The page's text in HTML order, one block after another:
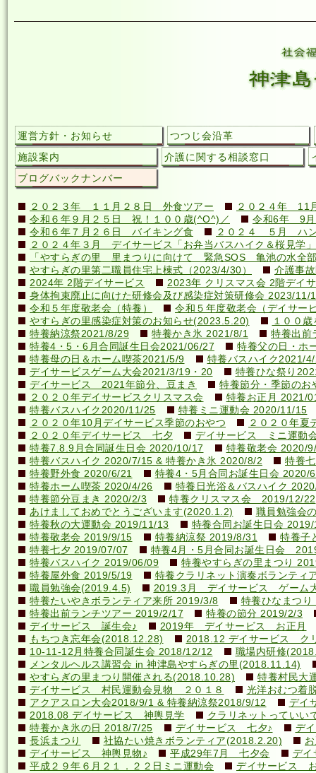
運営方針・お知らせ
つつじ会沿革
施設案内
介護に関する相談窓口
ブログバックナンバー
２０２３年 １１月２８日 外食ツアー
２０２４年 11
令和６年９月２５日 祝！１００歳(^O^)／
令和6年 9
令和６年７月２６日 バイキング食
２０２４ ５月 ハ
２０２４年３月 デイサービス「お弁当バスハイク＆桜見学」
「やすらぎの里 里まつりに向けて 緊急SOS 亀池の水全
やすらぎの里第二職員住宅上棟式（2023/4/30）
介護事
2024年 2階デイサービス
2023年 クリスマス会 2階デイ
身体拘束廃止に向けた研修会及び感染症対策研修会 2023/11/
令和５年度敬老会（特養）
令和５年度敬老会（デイサー
やすらぎの里感染症対策のお知らせ(2023.5.20)
１００
特養納涼祭2021/8/29
特養かき氷 2021/8/1
特養出前
特養4・5・6月合同誕生日会2021/06/27
特養父の日・ホ
特養母の日＆ホーム喫茶2021/5/9
特養バスハイク2021/
デイサービスゲーム大会2021/3/19・20
特養ひな祭り
デイサービス 2021年節分、豆まき
特養節分・季節の
２０２０年デイサービスクリスマス会
特養お正月 2021/
特養バスハイク2020/11/25
特養ミニ運動会 2020/11/15
２０２０年10月デイサービス季節のおやつ
２０２０年夏
２０２０年デイサービス 七夕
デイサービス ミニ運動
特養7.8.9月合同誕生日会 2020/10/17
特養敬老会 2020/
特養バスハイク 2020/7/15 & 特養かき氷 2020/8/2
特養
特養野外食 2020/6/21
特養4・5月合同お誕生日会 2020/
特養ホーム喫茶 2020/4/26
特養日光浴＆バスハイク
特養節分豆まき 2020/2/3
特養クリスマス会 2019/12/22
あけましておめでとうございます(2020.1.2)
職員勉強会
特養秋の大運動会 2019/11/13
特養合同お誕生日会
特養敬老会 2019/9/15
特養納涼祭 2019/8/31
特養子
特養七夕 2019/07/07
特養4月・5月合同お誕生日会
特養バスハイク 2019/06/09
特養やすらぎの里まつり
特養屋外食 2019/5/19
特養クラリネット演奏ボランティ
職員勉強会(2019.4.5)
2019.3月 デイサービス ゲーム
特養たいやきボランティア来所 2019/3/8
特養ひなまつ
特養出前ランチツアー 2019/2/17
特養の節分 2019/2/3
デイサービス 誕生会♪
2019年 デイサービス お正月
もちつき忘年会(2018.12.28)
2018.12 デイサービス ク
10-11-12月特養合同誕生会 2018/12/12
職場内研修
メンタルヘルス講習会 in 神津島やすらぎの里(2018.11.14)
やすらぎの里まつり開催される(2018.10.28)
特養村民大
デイサービス 村民運動会見物 ２０１８
光洋おむつ着
アクアスロン大会2018/9/1 & 特養納涼祭2018/9/12
デイ
2018.08 デイサービス 神輿見学
クラリネットってい
特養かき氷の日 2018/7/25
デイサービス 七夕♪
デ
長浜まつり
社協たい焼きボランティア(2018.2.20)
デイサービス 神輿見物♪
平成29年7月 七夕会
デイ
平成２９年６月２１．２２日ミニ運動会
デイサービス